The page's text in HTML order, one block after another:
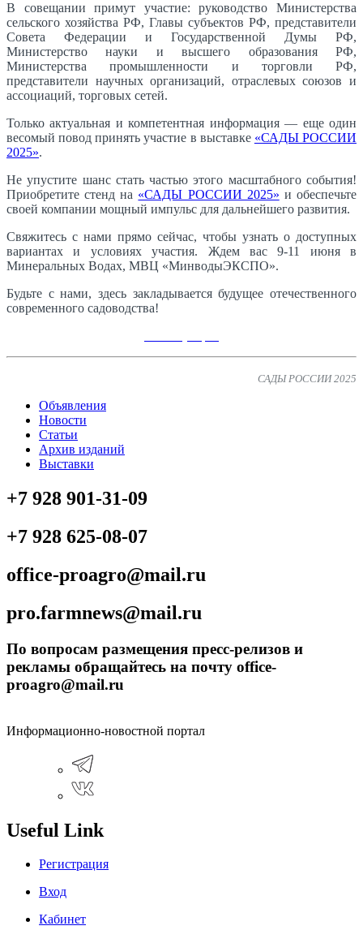
В совещании примут участие: руководство Министерства
сельского хозяйства РФ, Главы субъектов РФ, представители
Совета Федерации и Государственной Думы РФ,
Министерство науки и высшего образования РФ,
Министерства промышленности и торговли РФ,
представители научных организаций, отраслевых союзов и
ассоциаций, торговых сетей.
Только актуальная и компетентная информация — еще один
весомый повод принять участие в выставке «САДЫ РОССИИ
2025».
Не упустите шанс стать частью этого масштабного события!
Приобретите стенд на «САДЫ РОССИИ 2025» и обеспечьте
своей компании мощный импульс для дальнейшего развития.
Свяжитесь с нами прямо сейчас, чтобы узнать о доступных
вариантах и условиях участия. Ждем вас 9-11 июня в
Минеральных Водах, МВЦ «МинводыЭКСПО».
Будьте с нами, здесь закладывается будущее отечественного
современного садоводства!
САДЫ РОССИИ 2025
Объявления
Новости
Статьи
Архив изданий
Выставки
+7 928 901-31-09
+7 928 625-08-07
office-proagro@mail.ru
pro.farmnews@mail.ru
По вопросам размещения пресс-релизов и
рекламы обращайтесь на почту office-
proagro@mail.ru
Информационно-новостной портал
Useful Link
Регистрация
Вход
Кабинет